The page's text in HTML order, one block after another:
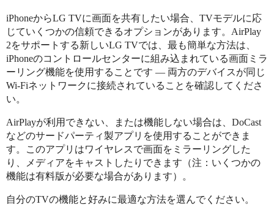
iPhoneからLG TVに画面を共有したい場合、TVモデルに応
じていくつかの信頼できるオプションがあります。AirPlay
2をサポートする新しいLG TVでは、最も簡単な方法は、
iPhoneのコントロールセンターに組み込まれている画面ミラ
ーリング機能を使用することです — 両方のデバイスが同じ
Wi-Fiネットワークに接続されていることを確認してくださ
い。
AirPlayが利用できない、または機能しない場合は、DoCast
などのサードパーティ製アプリを使用することができま
す。このアプリはワイヤレスで画面をミラーリングした
り、メディアをキャストしたりできます（注：いくつかの
機能は有料版が必要な場合があります）。
自分のTVの機能と好みに最適な方法を選んでください。